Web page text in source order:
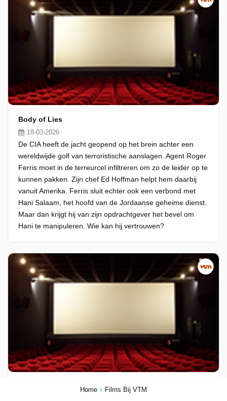
Home Films Bij VTM
Body of Lies
18-03-2026
De CIA heeft de jacht geopend op het brein achter een
wereldwijde golf van terroristische aanslagen. Agent Roger
Ferris moet in de terreurcel infiltreren om zo de leider op te
kunnen pakken. Zijn chef Ed Hoffman helpt hem daarbij
vanuit Amerika. Ferris sluit echter ook een verbond met
Hani Salaam, het hoofd van de Jordaanse geheime dienst.
Maar dan krijgt hij van zijn opdrachtgever het bevel om
Hani te manipuleren. Wie kan hij vertrouwen?